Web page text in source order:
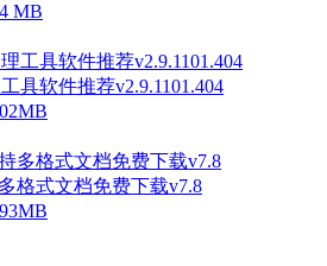
MB
具软件推荐v2.9.1101.404
格式文档免费下载v7.8